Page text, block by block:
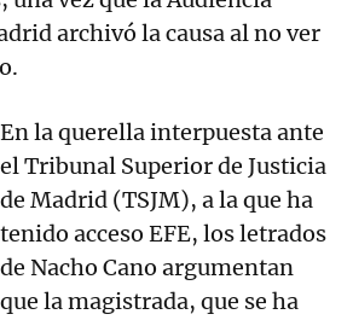
archivó la causa al no ver
En la querella interpuesta ante
el Tribunal Superior de Justicia
de Madrid (TSJM), a la que ha
tenido acceso EFE, los letrados
de Nacho Cano argumentan
que la magistrada, que se ha